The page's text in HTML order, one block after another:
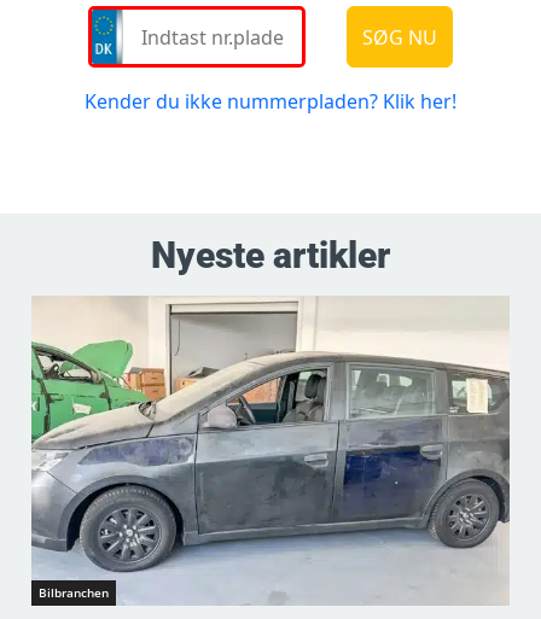
Nyeste artikler
Bilbranchen